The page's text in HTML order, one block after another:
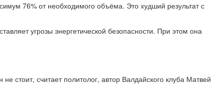
76% от необходимого объёма. Это худший результат с
угрозы энергетической безопасности. При этом она
стоит, считает политолог, автор Валдайского клуба Матвей